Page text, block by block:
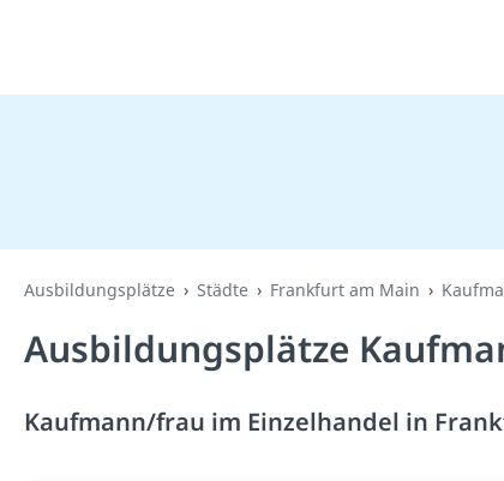
Ausbildungsplätze Städte Frankfurt am Main
Ausbildungsplätze
Kaufmann/frau im Einzelhandel in